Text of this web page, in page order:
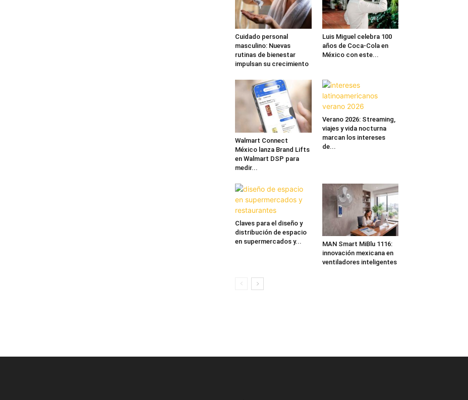
Cuidado personal
masculino: Nuevas
rutinas de bienestar
impulsan su crecimiento
Luis Miguel celebra 100
años de Coca-Cola en
México con este...
Walmart Connect
México lanza Brand Lifts
en Walmart DSP para
medir...
Verano 2026: Streaming,
viajes y vida nocturna
marcan los intereses
de...
Claves para el diseño y
distribución de espacio
en supermercados y...
MAN Smart MiBlu 1116:
innovación mexicana en
ventiladores inteligentes